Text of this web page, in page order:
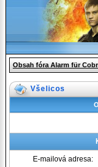
Obsah fóra Alarm für
Všelicos
E-mailová adresa: